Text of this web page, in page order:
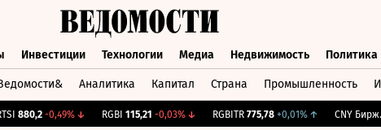
Инвестиции Технологии Медиа Недвижимость Политика
Аналитика Капитал Страна Промышленность
880,2 -0,49%↓ RGBI 115,21 -0,03%↓ RGBITR 775,78 +0,01%↑ CNY Бирж.